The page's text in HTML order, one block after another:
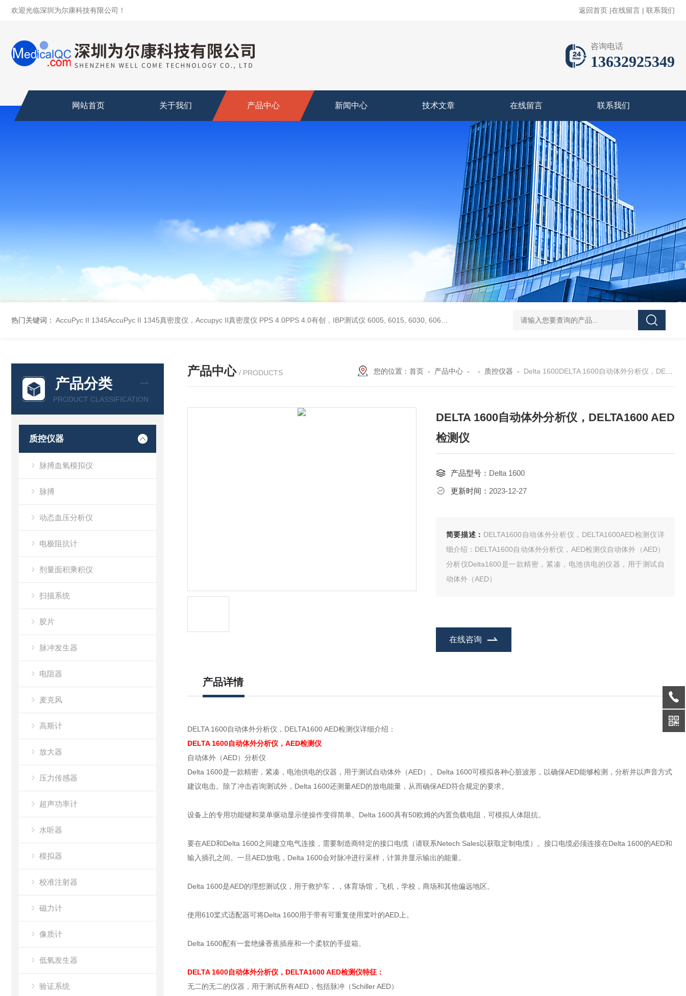
欢迎光临深圳为尔康科技有限公司！ 返回首页 |在线留言 | 联系我们
咨询电话
13632925349
网站首页 关于我们 产品中心 新闻中心 技术文章 在线留言 联系我们
热门关键词： AccuPyc II 1345AccuPyc II 1345真密度仪，Accupyc II真密度仪 PPS 4.0PPS 4.0有创，IBP测试仪 6005, 6015, 6030, 6060, 6100, 6170Hans Rudolph非扩散气体收集袋,Hans Rudolph非扩散气囊
产品分类
PRODUCT CLASSIFICATION
质控仪器
脉搏血氧模拟仪
脉搏
动态血压分析仪
电极阻抗计
剂量面积乘积仪
扫描系统
胶片
脉冲发生器
电阻器
麦克风
高斯计
放大器
压力传感器
超声功率计
水听器
模拟器
校准注射器
磁力计
像质计
低氧发生器
验证系统
产品中心 / PRODUCTS 您的位置： 首页- 产品中心- - 质控仪器 - Delta 1600DELTA 1600自动体外分析仪，DELTA1600 AED检测仪
DELTA 1600自动体外分析仪，DELTA1600 AED
检测仪
产品型号： Delta 1600
更新时间： 2023-12-27
简要描述： DELTA1600自动体外分析仪，DELTA1600AED检测仪详
细介绍：DELTA1600自动体外分析仪，AED检测仪自动体外（AED）
分析仪Delta1600是一款精密，紧凑，电池供电的仪器，用于测试自
动体外（AED）
在线咨询
产品详情
DELTA 1600自动体外分析仪，DELTA1600 AED检测仪详细介绍：
DELTA 1600自动体外分析仪，AED检测仪
自动体外（AED）分析仪
Delta 1600是一款精密，紧凑，电池供电的仪器，用于测试自动体外（AED）。Delta 1600可模拟各种心脏波形，以确保AED能够检测，分析并以声音方式
建议电击。除了冲击咨询测试外，Delta 1600还测量AED的放电能量，从而确保AED符合规定的要求。
设备上的专用功能键和菜单驱动显示使操作变得简单。Delta 1600具有50欧姆的内置负载电阻，可模拟人体阻抗。
要在AED和Delta 1600之间建立电气连接，需要制造商特定的接口电缆（请联系Netech Sales以获取定制电缆）。接口电缆必须连接在Delta 1600的AED和
输入插孔之间。一旦AED放电，Delta 1600会对脉冲进行采样，计算并显示输出的能量。
Delta 1600是AED的理想测试仪，用于救护车，，体育场馆，飞机，学校，商场和其他偏远地区。
使用610桨式适配器可将Delta 1600用于带有可重复使用桨叶的AED上。
Delta 1600配有一套绝缘香蕉插座和一个柔软的手提箱。
DELTA 1600自动体外分析仪，DELTA1600 AED检测仪特征：
无二的无二的仪器，用于测试所有AED，包括脉冲（Schiller AED）